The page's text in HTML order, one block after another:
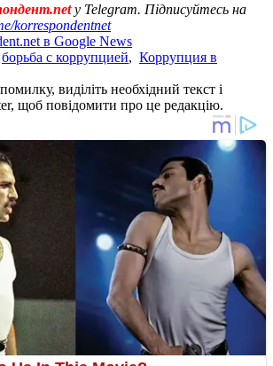
у Telegram. Підписуйтесь на
korrespondentnet
в Google News
борьба с коррупцией, Коррупция в
виділіть необхідний текст і
щоб повідомити про це редакцію.